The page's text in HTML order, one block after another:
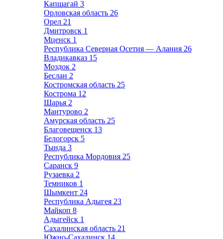
Капшагай 3
Орловская область 26
Орел 21
Дмитровск 1
Мценск 1
Республика Северная Осетия — Алания 26
Владикавказ 15
Моздок 2
Беслан 2
Костромская область 25
Кострома 12
Шарья 2
Мантурово 2
Амурская область 25
Благовещенск 13
Белогорск 5
Тында 3
Республика Мордовия 25
Саранск 9
Рузаевка 2
Темников 1
Шымкент 24
Республика Адыгея 23
Майкоп 8
Адыгейск 1
Сахалинская область 21
Южно-Сахалинск 14